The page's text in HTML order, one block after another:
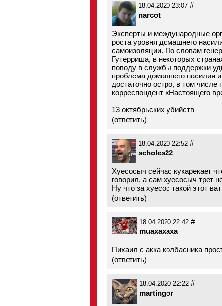
18.04.2020 23:07 #
narcot
Эксперты и международные
роста уровня домашнего
самоизоляции. По словам
Гутерриша, в некоторых
поводу в службы поддержки
проблема домашнего насилия
достаточно остро, в том числе
корреспондент «Настоящего
13 октябрьских убийств
(ответить)
18.04.2020 22:52 #
scholes22
Хуесосыч сейчас кукарекает
говорил, а сам хуесосыч трет
Ну что за хуесос такой этот
(ответить)
18.04.2020 22:42 #
muaxaxaxa
Пихаил с акка колбасника
(ответить)
18.04.2020 22:22 #
martingor